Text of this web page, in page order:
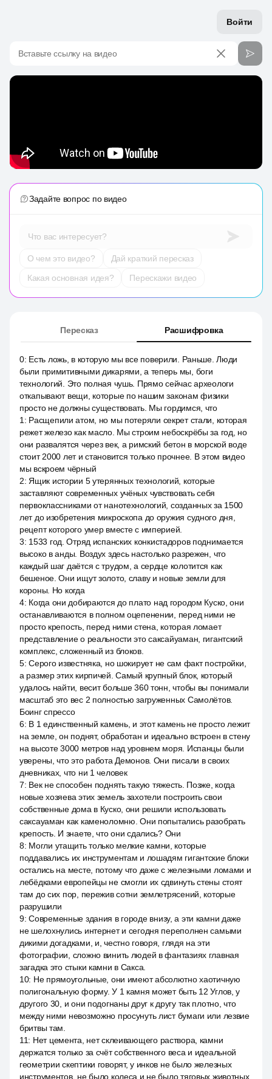
Войти
Вставьте ссылку на видео
Задайте вопрос по видео
Что вас интересует?
О чем это видео?
Дай краткий пересказ
Какая основная идея?
Перескажи видео
Пересказ Расшифровка
0: Есть ложь, в которую мы все поверили. Раньше. Люди
были примитивными дикарями, а теперь мы, боги
технологий. Это полная чушь. Прямо сейчас археологи
откапывают вещи, которые по нашим законам физики
просто не должны существовать. Мы гордимся, что
1 : Расщепили атом, но мы потеряли секрет стали, которая
режет железо как масло. Мы строим небоскрёбы за год, но
они развалятся через век, а римский бетон в морской воде
стоит 2000 лет и становится только прочнее. В этом видео
мы вскроем чёрный
2: Ящик истории 5 утерянных технологий, которые
заставляют современных учёных чувствовать себя
первоклассниками от нанотехнологий, созданных за 1500
лет до изобретения микроскопа до оружия судного дня,
рецепт которого умер вместе с империей.
3: 1533 год. Отряд испанских конкистадоров поднимается
высоко в анды. Воздух здесь настолько разрежен, что
каждый шаг даётся с трудом, а сердце колотится как
бешеное. Они ищут золото, славу и новые земли для
короны. Но когда
4: Когда они добираются до плато над городом Куско, они
останавливаются в полном оцепенении, перед ними не
просто крепость, перед ними стена, которая ломает
представление о реальности это саксайуаман, гигантский
комплекс, сложенный из блоков.
5:Серого известняка, но шокирует не сам факт постройки,
а размер этих кирпичей. Самый крупный блок, который
удалось найти, весит больше 360 тонн, чтобы вы понимали
масштаб это вес 2 полностью загруженных Самолётов.
Боинг спрессо
6: В 1 единственный камень, и этот камень не просто лежит
на земле, он поднят, обработан и идеально встроен в стену
на высоте 3000 метров над уровнем моря. Испанцы были
уверены, что это работа Демонов. Они писали в своих
дневниках, что ни 1 человек
7: Век не способен поднять такую тяжесть. Позже, когда
новые хозяева этих земель захотели построить свои
собственные дома в Куско, они решили использовать
саксауаман как каменоломню. Они попытались разобрать
крепость. И знаете, что они сдались? Они
8: Могли утащить только мелкие камни, которые
поддавались их инструментам и лошадям гигантские блоки
остались на месте, потому что даже с железными ломами и
лебёдками европейцы не смогли их сдвинуть стены стоят
там до сих пор, пережив сотни землетрясений, которые
разрушили
9:Современные здания в городе внизу, а эти камни даже
не шелохнулись интернет и сегодня переполнен самыми
дикими догадками, и, честно говоря, глядя на эти
фотографии, сложно винить людей в фантазиях главная
загадка это стыки камни в Сакса.
10: Не прямоугольные, они имеют абсолютно хаотичную
полигональную форму. У 1 камня может быть 12 Углов, у
другого 30, и они подогнаны друг к другу так плотно, что
между ними невозможно просунуть лист бумаги или лезвие
бритвы там.
11: Нет цемента, нет склеивающего раствора, камни
держатся только за счёт собственного веса и идеальной
геометрии скептики говорят, у инков не было железных
инструментов, не было колеса и не было тяговых животных